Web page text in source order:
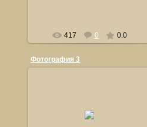
417 0 0.0
Фотография 3